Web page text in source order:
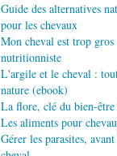
Guide des alternatives
pour les chevaux
Mon cheval est trop
nutritionniste
L'argile et le cheval :
nature (ebook)
La flore, clé du bien-
Les aliments pour
Gérer les parasites,